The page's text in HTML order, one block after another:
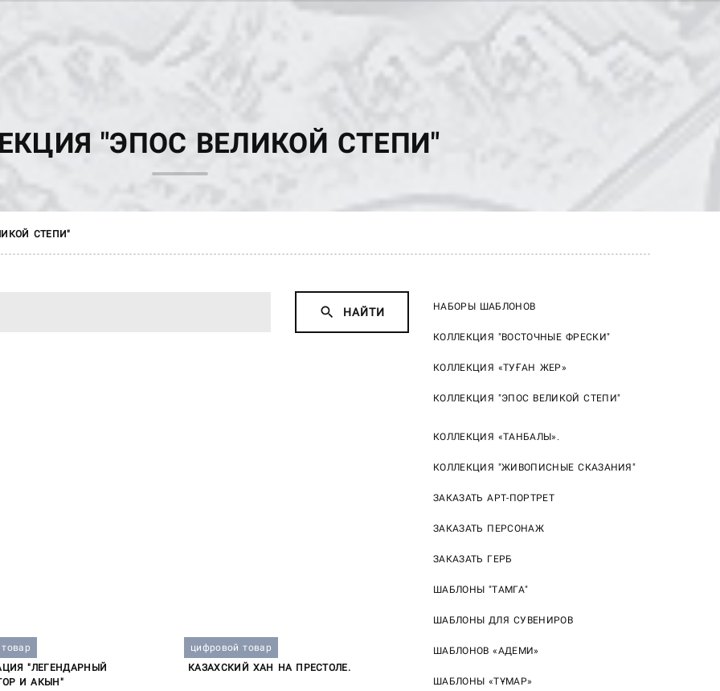
"ЭПОС ВЕЛИКОЙ СТЕПИ"
СТЕПИ"
НАЙТИ
"ЛЕГЕНДАРНЫЙ
И АКЫН"
цифровой товар
КАЗАХСКИЙ ХАН НА ПРЕСТОЛЕ.
НАБОРЫ ШАБЛОНОВ
КОЛЛЕКЦИЯ "ВОСТОЧНЫЕ ФРЕСКИ"
КОЛЛЕКЦИЯ «ТУҒАН ЖЕР»
КОЛЛЕКЦИЯ "ЭПОС ВЕЛИКОЙ СТЕПИ"
КОЛЛЕКЦИЯ «ТАНБАЛЫ».
КОЛЛЕКЦИЯ "ЖИВОПИСНЫЕ СКАЗАНИЯ"
ЗАКАЗАТЬ АРТ-ПОРТРЕТ
ЗАКАЗАТЬ ПЕРСОНАЖ
ЗАКАЗАТЬ ГЕРБ
ШАБЛОНЫ "ТАМГА"
ШАБЛОНЫ ДЛЯ СУВЕНИРОВ
ШАБЛОНОВ «АДЕМИ»
ШАБЛОНЫ «ТҰМАР»